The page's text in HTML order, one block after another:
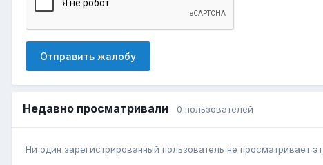
Отправить жалобу
Недавно просматривали 0 пользователей
Ни один зарегистрированный пользователь не просматривает